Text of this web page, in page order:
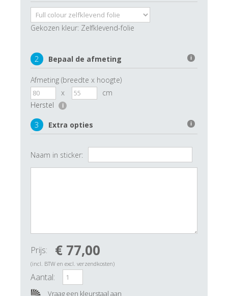
Gekozen kleur: Zelfklevend-folie
2 Bepaal de afmeting i
Afmeting (breedte x hoogte)
x
cm
Herstel
i
3 Extra opties i
Naam in sticker:
Prijs: € 77,00
(incl. BTW en excl. verzendkosten)
Aantal:
Vraag een kleurstaal aan